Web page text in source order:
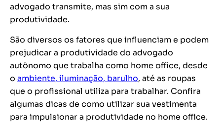
advogado transmite, mas sim com a sua
produtividade.
São diversos os fatores que influenciam e podem
prejudicar a produtividade do advogado
autônomo que trabalha como home office, desde
o ambiente, iluminação, barulho, até as roupas
que o profissional utiliza para trabalhar. Confira
algumas dicas de como utilizar sua vestimenta
para impulsionar a produtividade no home office.